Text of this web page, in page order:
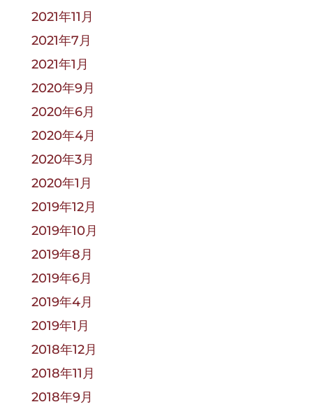
2021年11月
2021年7月
2021年1月
2020年9月
2020年6月
2020年4月
2020年3月
2020年1月
2019年12月
2019年10月
2019年8月
2019年6月
2019年4月
2019年1月
2018年12月
2018年11月
2018年9月